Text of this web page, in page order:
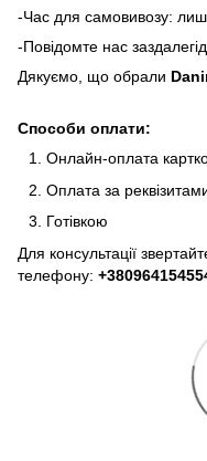
-Час для самовивозу:
-Повідомте нас
Дякуємо, що обрали
Способи оплати:
Онлайн-оплата
Оплата за
Готівкою
Для консультації
телефону: